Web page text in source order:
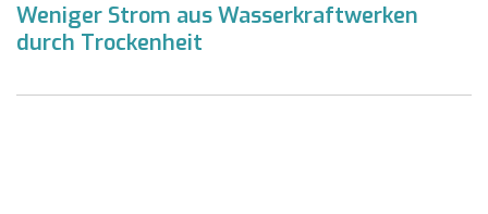
Weniger Strom aus Wasserkraftwerken
durch Trockenheit